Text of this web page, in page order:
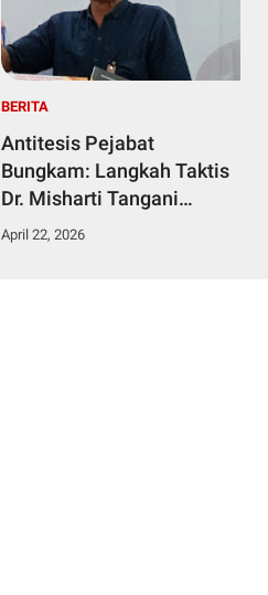
BERITA
Antitesis Pejabat
Bungkam: Langkah Taktis
Dr. Misharti Tangani
Skandal Belatung Tuai
April 22, 2026